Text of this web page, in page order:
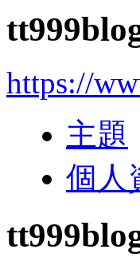
https://
主題
個人